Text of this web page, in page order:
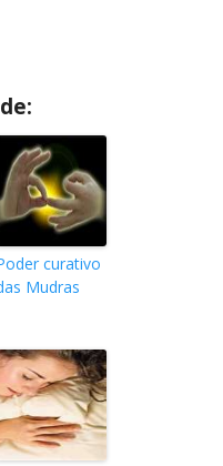
curativo
Mudras